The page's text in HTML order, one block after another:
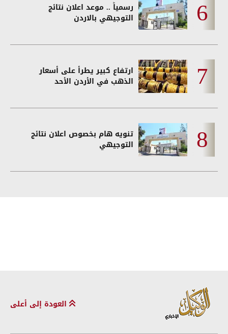
رسمياً .. موعد اعلان نتائج
التوجيهي بالاردن
ارتفاع كبير يطرأ على أسعار
الذهب في الأردن الأحد
تنويه هام بخصوص اعلان نتائج
التوجيهي
العودة إلى أعلى